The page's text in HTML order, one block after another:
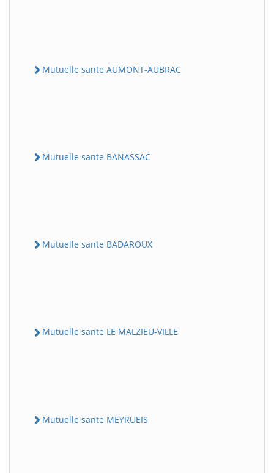
Mutuelle sante AUMONT-AUBRAC
Mutuelle sante BANASSAC
Mutuelle sante BADAROUX
Mutuelle sante LE MALZIEU-VILLE
Mutuelle sante MEYRUEIS